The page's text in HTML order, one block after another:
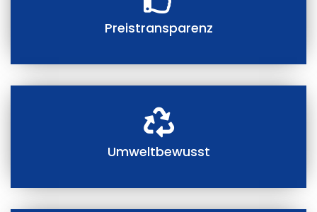
Preistransparenz
Umweltbewusst